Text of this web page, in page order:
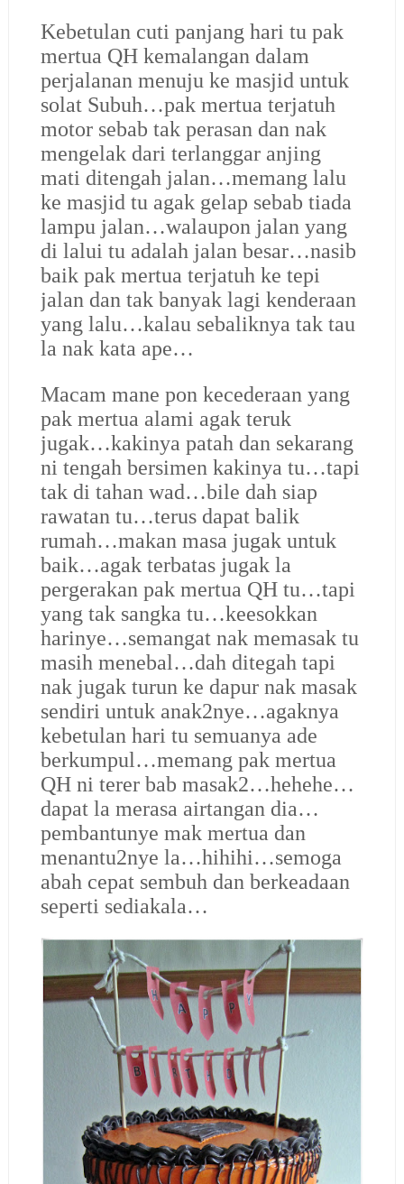
Kebetulan cuti panjang hari tu pak
mertua QH kemalangan dalam
perjalanan menuju ke masjid untuk
solat Subuh…pak mertua terjatuh
motor sebab tak perasan dan nak
mengelak dari terlanggar anjing
mati ditengah jalan…memang lalu
ke masjid tu agak gelap sebab tiada
lampu jalan…walaupon jalan yang
di lalui tu adalah jalan besar…nasib
baik pak mertua terjatuh ke tepi
jalan dan tak banyak lagi kenderaan
yang lalu…kalau sebaliknya tak tau
la nak kata ape…
Macam mane pon kecederaan yang
pak mertua alami agak teruk
jugak…kakinya patah dan sekarang
ni tengah bersimen kakinya tu…tapi
tak di tahan wad…bile dah siap
rawatan tu…terus dapat balik
rumah…makan masa jugak untuk
baik…agak terbatas jugak la
pergerakan pak mertua QH tu…tapi
yang tak sangka tu…keesokkan
harinye…semangat nak memasak tu
masih menebal…dah ditegah tapi
nak jugak turun ke dapur nak masak
sendiri untuk anak2nye…agaknya
kebetulan hari tu semuanya ade
berkumpul…memang pak mertua
QH ni terer bab masak2…hehehe…
dapat la merasa airtangan dia…
pembantunye mak mertua dan
menantu2nye la…hihihi…semoga
abah cepat sembuh dan berkeadaan
seperti sediakala…